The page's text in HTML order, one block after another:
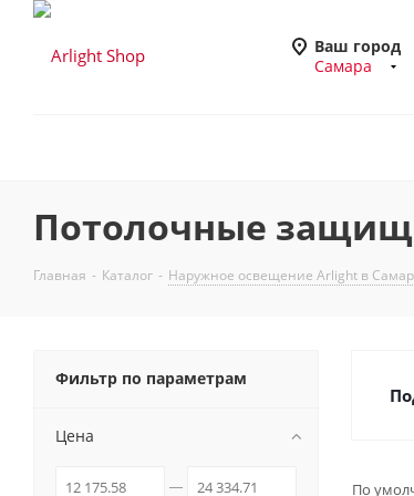
Ваш город
Самара
Потолочные
Главная - Каталог - Наружное освещение Arlight в
По
Фильтр по параметрам
Цена